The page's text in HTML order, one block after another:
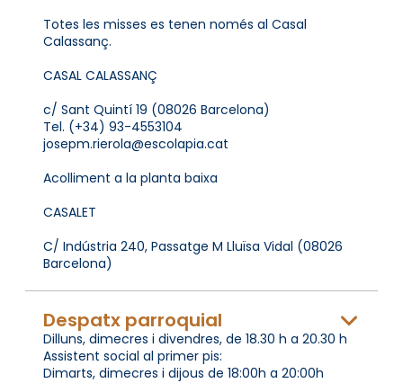
Totes les misses es tenen només al Casal
Calassanç.
CASAL CALASSANÇ
c/ Sant Quintí 19 (08026 Barcelona)
Tel. (+34) 93-4553104
josepm.rierola@escolapia.cat
Acolliment a la planta baixa
CASALET
C/ Indústria 240, Passatge M Lluïsa Vidal (08026
Barcelona)
Despatx parroquial
Dilluns, dimecres i divendres, de 18.30 h a 20.30 h
Assistent social al primer pis:
Dimarts, dimecres i dijous de 18:00h a 20:00h